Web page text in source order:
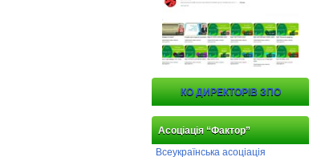
КО ДИРЕКТОРІВ ЗПО
Асоціація “Фактор”
Всеукраїнська асоціація